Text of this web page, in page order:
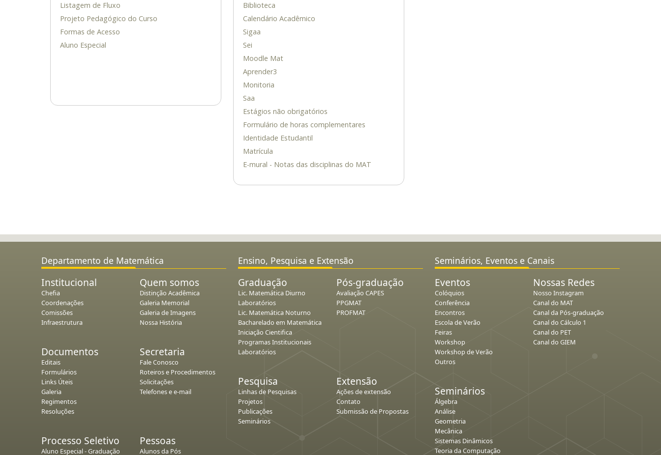
Listagem de Fluxo
Projeto Pedagógico do Curso
Formas de Acesso
Aluno Especial
Biblioteca
Calendário Acadêmico
Sigaa
Sei
Moodle Mat
Aprender3
Monitoria
Saa
Estágios não obrigatórios
Formulário de horas complementares
Identidade Estudantil
Matrícula
E-mural - Notas das disciplinas do MAT
Departamento de Matemática
Institucional
Chefia
Coordenações
Comissões
Infraestrutura
Quem somos
Distinção Acadêmica
Galeria Memorial
Galeria de Imagens
Nossa História
Documentos
Editais
Formulários
Links Úteis
Galeria
Regimentos
Resoluções
Secretaria
Fale Conosco
Roteiros e Procedimentos
Solicitações
Telefones e e-mail
Processo Seletivo
Aluno Especial - Graduação
Pessoas
Alunos da Pós
Ensino, Pesquisa e Extensão
Graduação
Lic. Matemática Diurno
Laboratórios
Lic. Matemática Noturno
Bacharelado em Matemática
Iniciação Cientifica
Programas Institucionais
Laboratórios
Pós-graduação
Avaliação CAPES
PPGMAT
PROFMAT
Pesquisa
Linhas de Pesquisas
Projetos
Publicações
Seminários
Extensão
Ações de extensão
Contato
Submissão de Propostas
Seminários, Eventos e Canais
Eventos
Colóquios
Conferência
Encontros
Escola de Verão
Feiras
Workshop
Workshop de Verão
Outros
Nossas Redes
Nosso Instagram
Canal do MAT
Canal da Pós-graduação
Canal do Cálculo 1
Canal do PET
Canal do GIEM
Seminários
Álgebra
Análise
Geometria
Mecânica
Sistemas Dinâmicos
Teoria da Computação